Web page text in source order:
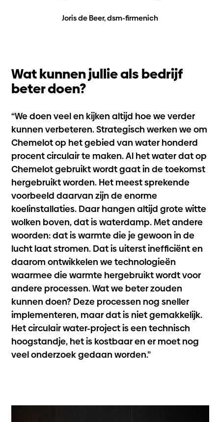
Joris de Beer, dsm-firmenich
Wat kunnen jullie als bedrijf
beter doen?
“We doen veel en kijken altijd hoe we verder
kunnen verbeteren. Strategisch werken we om
Chemelot op het gebied van water honderd
procent circulair te maken. Al het water dat op
Chemelot gebruikt wordt gaat in de toekomst
hergebruikt worden. Het meest sprekende
voorbeeld daarvan zijn de enorme
koelinstallaties. Daar hangen altijd grote witte
wolken boven, dat is waterdamp. Met andere
woorden: dat is warmte die je gewoon in de
lucht laat stromen. Dat is uiterst inefficiënt en
daarom ontwikkelen we technologieën
waarmee die warmte hergebruikt wordt voor
andere processen. Wat we beter zouden
kunnen doen? Deze processen nog sneller
implementeren, maar dat is niet gemakkelijk.
Het circulair water-project is een technisch
hoogstandje, het is kostbaar en er moet nog
veel onderzoek gedaan worden.”